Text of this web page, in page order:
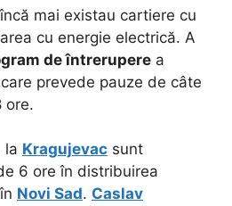
mai existau cartiere cu
cu energie electrică. A
de întrerupere a
prevede pauze de câte
ore.
la Kragujevac sunt
6 ore în distribuirea
Novi Sad. Caslav